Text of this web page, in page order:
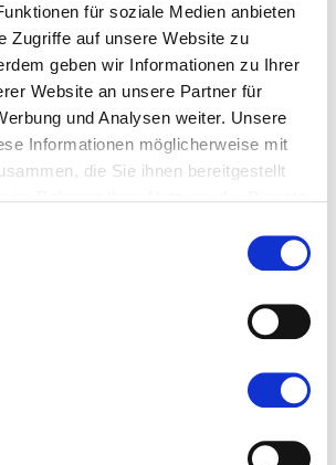
für soziale Medien anbieten
Zugriffe auf unsere Website zu
geben wir Informationen zu Ihrer
Website an unsere Partner für
und Analysen weiter. Unsere
Informationen möglicherweise mit
die Sie ihnen bereitgestellt